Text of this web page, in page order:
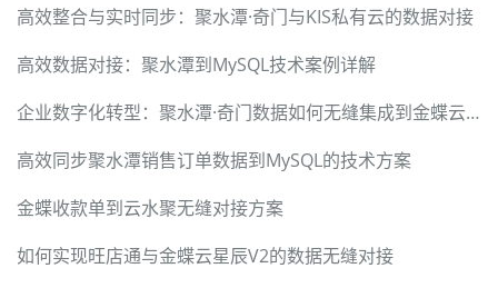
高效整合与实时同步：聚水潭·奇门与KIS私有云的数据对接
高效数据对接：聚水潭到MySQL技术案例详解
企业数字化转型：聚水潭·奇门数据如何无缝集成到金蝶云星空
高效同步聚水潭销售订单数据到MySQL的技术方案
金蝶收款单到云水聚无缝对接方案
如何实现旺店通与金蝶云星辰V2的数据无缝对接